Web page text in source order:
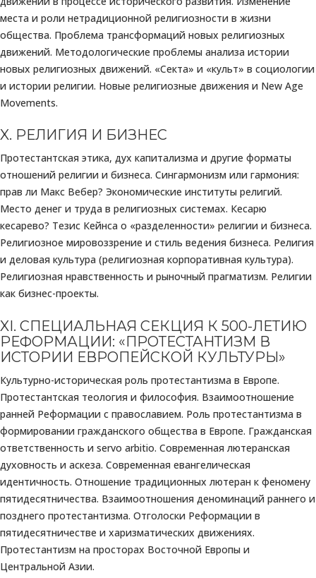
места и роли нетрадиционной религиозности в жизни
общества. Проблема трансформаций новых религиозных
движений. Методологические проблемы анализа истории
новых религиозных движений. «Секта» и «культ» в социологии
и истории религии. Новые религиозные движения и New Age
Movements.
X. РЕЛИГИЯ И БИЗНЕС
Протестантская этика, дух капитализма и другие форматы
отношений религии и бизнеса. Сингармонизм или гармония:
прав ли Макс Вебер? Экономические институты религий.
Место денег и труда в религиозных системах. Кесарю
кесарево? Тезис Кейнса о «разделенности» религии и бизнеса.
Религиозное мировоззрение и стиль ведения бизнеса. Религия
и деловая культура (религиозная корпоративная культура).
Религиозная нравственность и рыночный прагматизм. Религии
как бизнес-проекты.
XI. СПЕЦИАЛЬНАЯ СЕКЦИЯ К 500-ЛЕТИЮ
РЕФОРМАЦИИ: «ПРОТЕСТАНТИЗМ В
ИСТОРИИ ЕВРОПЕЙСКОЙ КУЛЬТУРЫ»
Культурно-историческая роль протестантизма в Европе.
Протестантская теология и философия. Взаимоотношение
ранней Реформации с православием. Роль протестантизма в
формировании гражданского общества в Европе. Гражданская
ответственность и servo arbitio. Современная лютеранская
духовность и аскеза. Современная евангелическая
идентичность. Отношение традиционных лютеран к феномену
пятидесятничества. Взаимоотношения деноминаций раннего и
позднего протестантизма. Отголоски Реформации в
пятидесятничестве и харизматических движениях.
Протестантизм на просторах Восточной Европы и
Центральной Азии.